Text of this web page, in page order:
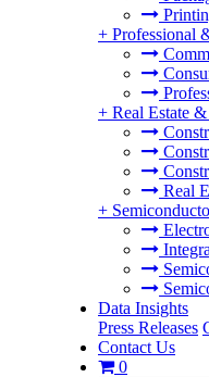
+ Professional
+ Real Estate
Real
+
Data Insights
Press Releases
Contact Us
0